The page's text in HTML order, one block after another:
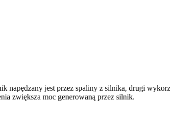
jest przez spaliny z silnika, drugi
zwiększa moc generowaną przez silnik.